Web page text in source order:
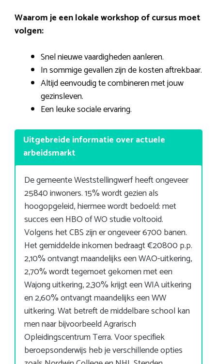
Waarom je een lokale workshop of cursus moet
volgen:
Snel nieuwe vaardigheden aanleren.
In sommige gevallen zijn de kosten aftrekbaar.
Altijd eenvoudig te combineren met jouw
gezinsleven.
Een leuke sociale ervaring.
Uitgebreide informatie over actuele
arbeidsmarkt
De gemeente Weststellingwerf heeft ongeveer
25840 inwoners. 15% wordt gezien als
hoogopgeleid, hiermee wordt bedoeld: met
succes een HBO of WO studie voltooid.
Volgens het CBS zijn er ongeveer 6700 banen.
Het gemiddelde inkomen bedraagt €20800 p.p.
2,10% ontvangt maandelijks een WAO-uitkering,
2,70% wordt tegemoet gekomen met een
Wajong uitkering, 2,30% krijgt een WIA uitkering
en 2,60% ontvangt maandelijks een WW
uitkering. Wat betreft de middelbare school kan
men naar bijvoorbeeld Agrarisch
Opleidingscentrum Terra. Voor specifiek
beroepsonderwijs heb je verschillende opties